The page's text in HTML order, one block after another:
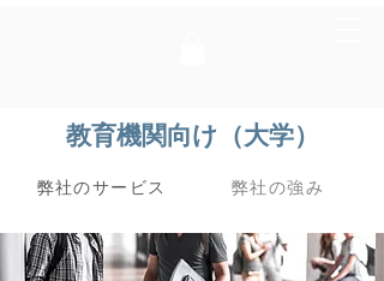
教育機関向け（大学）
弊社のサービス 弊社の強み